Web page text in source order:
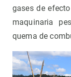
gases de
maquinaria
quema de